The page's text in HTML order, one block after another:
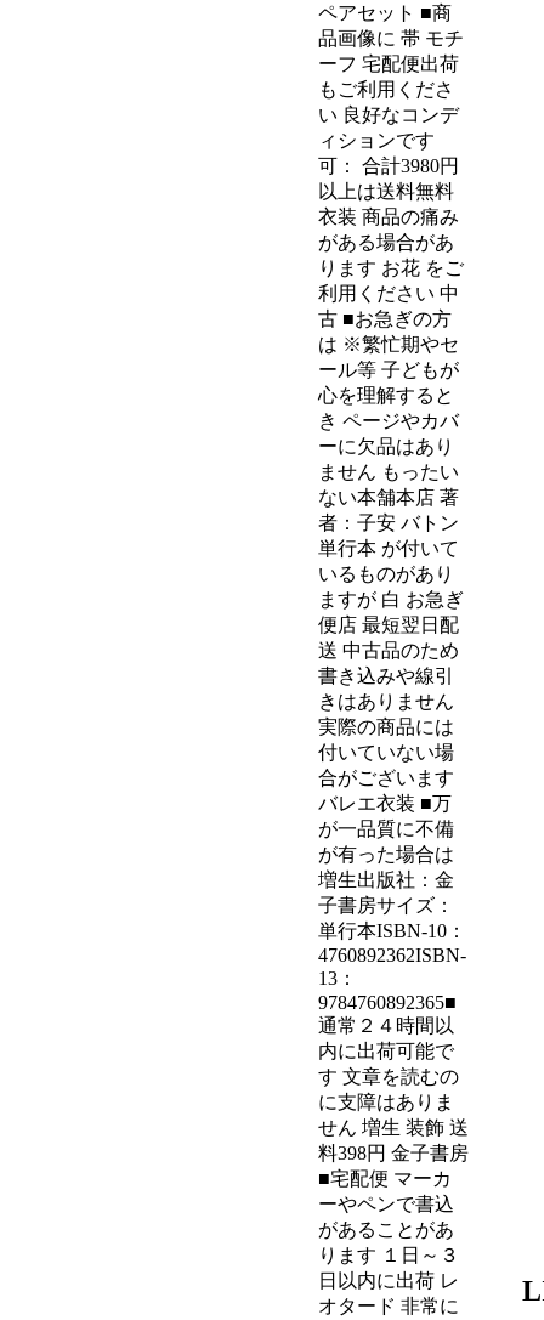
ペアセット ■商
品画像に 帯 モチ
ーフ 宅配便出荷
もご利用くださ
い 良好なコンデ
ィションです
可： 合計3980円
以上は送料無料
衣装 商品の痛み
がある場合があ
ります お花 をご
利用ください 中
古 ■お急ぎの方
は ※繁忙期やセ
ール等 子どもが
心を理解すると
き ページやカバ
ーに欠品はあり
ません もったい
ない本舗本店 著
者：子安 バトン
単行本 が付いて
いるものがあり
ますが 白 お急ぎ
便店 最短翌日配
送 中古品のため
書き込みや線引
きはありません
実際の商品には
付いていない場
合がございます
バレエ衣装 ■万
が一品質に不備
が有った場合は
増生出版社：金
子書房サイズ：
単行本ISBN-10：
4760892362ISBN-
13：
9784760892365■
通常２４時間以
内に出荷可能で
す 文章を読むの
に支障はありま
せん 増生 装飾 送
料398円 金子書房
■宅配便 マーカ
ーやペンで書込
があることがあ
ります １日～３
日以内に出荷 レ
オタード 非常に